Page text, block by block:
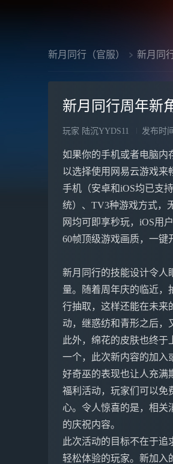
新月同行（官服） 新月同
新月同行周年新
玩家 陆沉YYDS11 发布时间
如果你的手机或者电脑内
以选择使用网易云游戏来
手机（安卓和iOS均已支
统）、TV3种游戏方式，
网均可即享秒玩，iOS用
60帧顶级游戏画质，一键
新月同行的技能设计令人
量。随着周年庆的临近，
行抽取，这样还能在未来
动，继惑纺和青形之后，
此外，绵花的皮肤也终
一个，此次新内容的加入
好奇巫的表现也让人充满
福利活动，玩家们可以免
心。令人惊喜的是，相关
的庆祝内容。
此次活动的目标不在于追
轻松体验的玩家。新加入